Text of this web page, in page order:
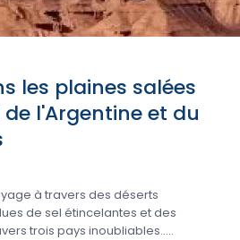
les plaines salées
l'Argentine et du
à travers des déserts
de sel étincelantes et des
trois pays inoubliables.....